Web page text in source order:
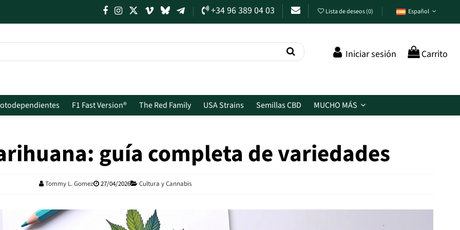
+34 96 389 04 03 Lista de deseos(0) Español
Iniciar sesión Carrito
F1 Fast Version® The Red Family USA Strains Semillas CBD MUCHO MÁS
guía completa de variedades
Tommy L. Gomez 27/04/2026 Cultura y Cannabis